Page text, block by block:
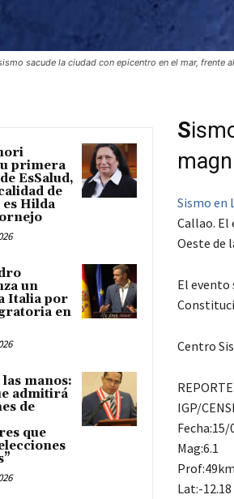
sacude la ciudad con epicentro en el mar, frente
primera
EsSalud,
de
Hilda
un
Italia por
en
las manos:
admitirá
de
que
S
Sismo en
Callao. El
Oeste de
El evento
Centro
IGP/
Fecha:15/
Mag:6.1
Prof:49km
Lat:-12.18